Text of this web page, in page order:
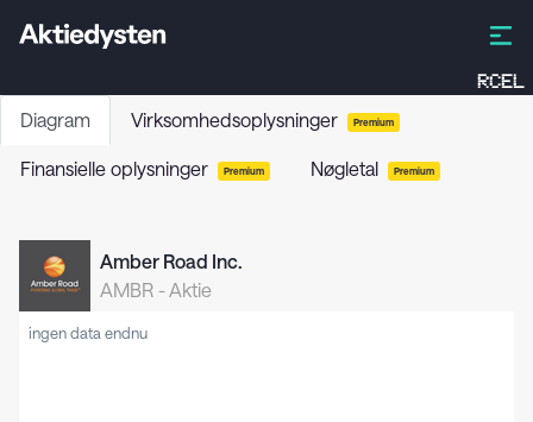
RCEL
Diagram Virksomhedsoplysninger Premium
Finansielle oplysninger Premium Nøgletal Premium
Amber Road Inc.
AMBR -Aktie
ingen data endnu